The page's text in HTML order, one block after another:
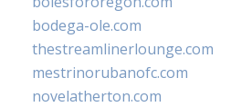
bodega-ole.com
thestreamlinerlounge.com
mestrinorubanofc.com
novelatherton.com